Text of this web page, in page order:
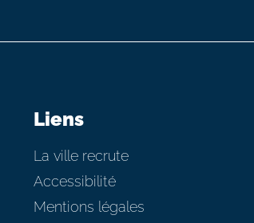
Liens
La ville recrute
Accessibilité
Mentions légales